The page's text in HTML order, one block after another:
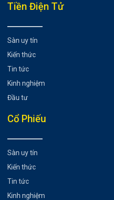
Tiền Điện Tử
Sàn uy tín
Kiến thức
Tin tức
Kinh nghiệm
Đầu tư
Cổ Phiếu
Sàn uy tín
Kiến thức
Tin tức
Kinh nghiệm